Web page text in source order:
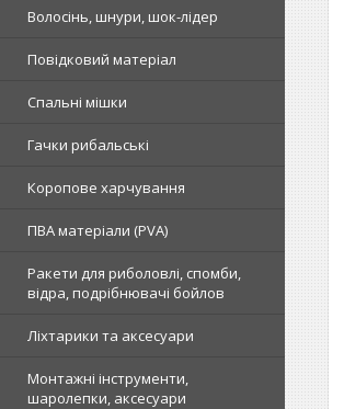
Волосінь, шнури, шок-лідер
Повідковий матеріал
Спальні мішки
Гачки рибальські
Коропове харчування
ПВА матеріали (PVA)
Ракети для риболовлі, спомби,
відра, подрібнювачі бойлов
Ліхтарики та аксесуари
Монтажні інструменти,
шаролепки, аксесуари